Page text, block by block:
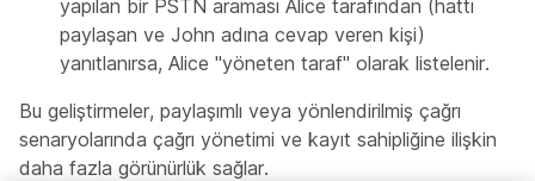
yapılan bir PSTN araması Alice tarafından (hattı
paylaşan ve John adına cevap veren kişi)
yanıtlanırsa, Alice "yöneten taraf" olarak listelenir.
Bu geliştirmeler, paylaşımlı veya yönlendirilmiş çağrı
senaryolarında çağrı yönetimi ve kayıt sahipliğine ilişkin
daha fazla görünürlük sağlar.